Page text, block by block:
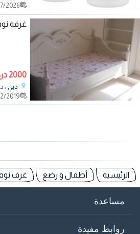
31/07/2026
غرفة
2000 درهم
دبي ،
23/02/2019
الرئيسية أطفال و رضع غرف
مساعدة
روابط مفيدة